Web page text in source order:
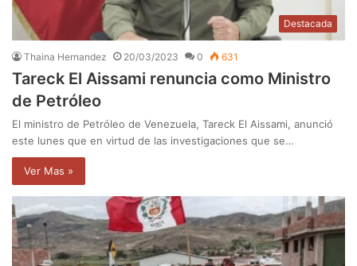
Destacada
Thaina Hernandez 20/03/2023 0 631
Tareck El Aissami renuncia como Ministro
de Petróleo
El ministro de Petróleo de Venezuela, Tareck El Aissami, anunció
este lunes que en virtud de las investigaciones que se…
Ver Mas »